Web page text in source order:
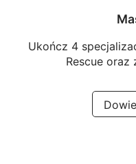
Ukończ 4
Rescue oraz